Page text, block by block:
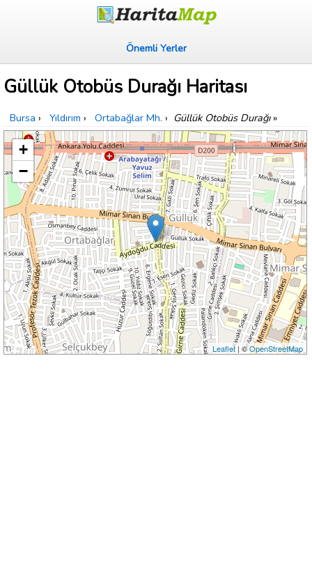
Önemli Yerler
Güllük Otobüs Durağı Haritası
Bursa › Yıldırım › Ortabağlar Mh. › Güllük Otobüs Durağı»
+
−
Leaflet| ©OpenStreetMap